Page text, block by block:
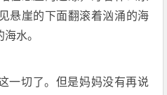
悬崖的下面翻滚着汹涌的海
水。
一切了。但是妈妈没有再说